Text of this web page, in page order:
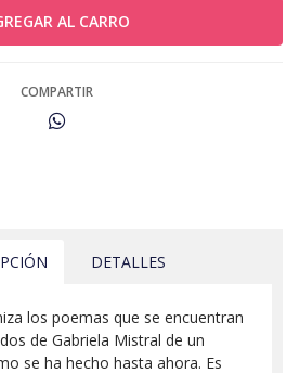
COMPARTIR
DETALLES
los poemas que se encuentran
de Gabriela Mistral de un
se ha hecho hasta ahora. Es